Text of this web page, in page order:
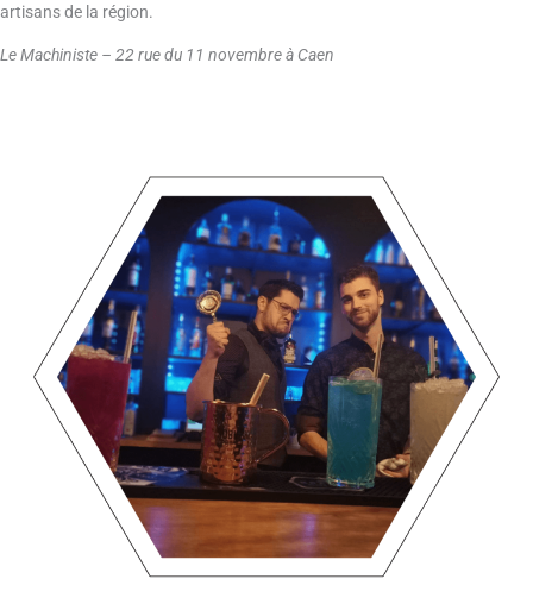
artisans de la région.
Le Machiniste – 22 rue du 11 novembre à Caen